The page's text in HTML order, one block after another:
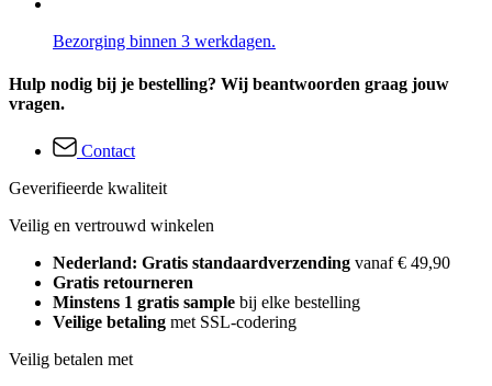
Bezorging binnen 3 werkdagen.
Hulp nodig bij je bestelling? Wij beantwoorden graag jouw
vragen.
Contact
Geverifieerde kwaliteit
Veilig en vertrouwd winkelen
Nederland: Gratis standaardverzending vanaf € 49,90
Gratis retourneren
Minstens 1 gratis sample bij elke bestelling
Veilige betaling met SSL-codering
Veilig betalen met